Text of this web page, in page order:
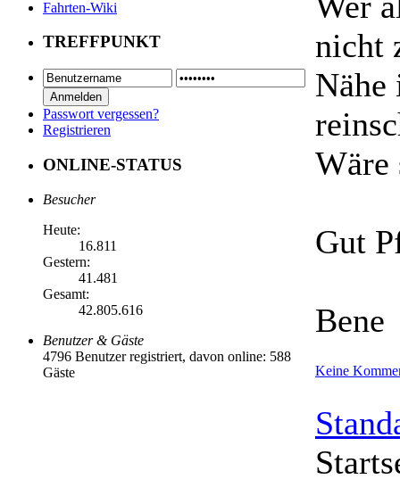
Fahrten-Wiki
TREFFPUNKT
Passwort vergessen?
Registrieren
ONLINE-STATUS
Besucher
Heute:
16.811
Gestern:
41.481
Gesamt:
42.805.616
Benutzer & Gäste
4796 Benutzer registriert, davon online: 588
Gäste
nicht
Nähe
Wäre
Gut
Bene
Keine